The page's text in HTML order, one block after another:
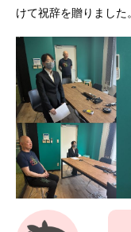
キャリア採用エントリー
リファラル採用エント
アルムナイ採用エント
ホーム 企業
けて祝辞を贈りました。